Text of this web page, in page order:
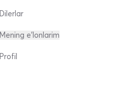
Dilerlar
Mening e'lonlarim
Profil